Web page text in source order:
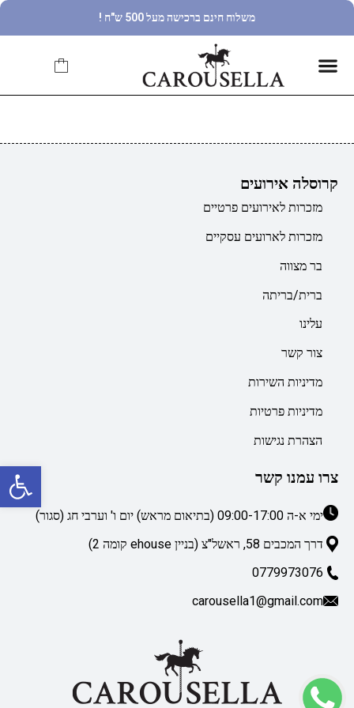
פתח סרגל נגישות
משלוח חינם ברכישה מעל 500 ש"ח !
קרוסלה אירועים
מזכרות לאירועים פרטיים
מזכרות לארועים עסקיים
בר מצווה
ברית/בריתה
עלינו
צור קשר
מדיניות השירות
מדיניות פרטיות
הצהרת נגישות
צרו עמנו קשר
ימי א-ה 09:00-17:00 (בתיאום מראש) יום ו' וערבי חג (סגור)
דרך המכבים 58, ראשל"צ (בניין ehouse קומה 2)
0779973076
carousella1@gmail.com